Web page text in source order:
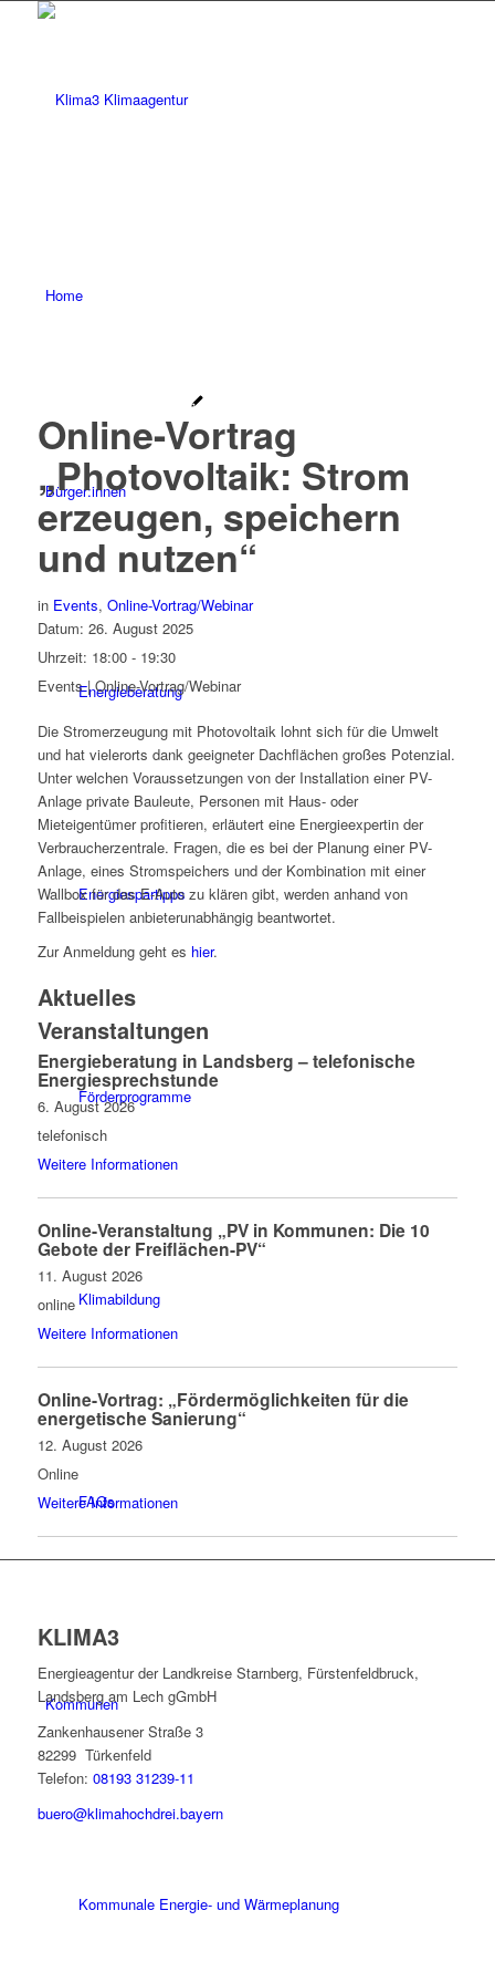
Home
Bürger:innen
Energieberatung
Energiespartipps
Förderprogramme
Klimabildung
FAQs
Kommunen
Kommunale Energie- und Wärmeplanung
Online-Vortrag
„Photovoltaik: Strom
erzeugen, speichern
und nutzen“
in Events, Online-Vortrag/Webinar
Datum: 26. August 2025
Uhrzeit: 18:00 - 19:30
Events | Online-Vortrag/Webinar
Die Stromerzeugung mit Photovoltaik lohnt sich für die Umwelt
und hat vielerorts dank geeigneter Dachflächen großes Potenzial.
Unter welchen Voraussetzungen von der Installation einer PV-
Anlage private Bauleute, Personen mit Haus- oder
Mieteigentümer profitieren, erläutert eine Energieexpertin der
Verbraucherzentrale. Fragen, die es bei der Planung einer PV-
Anlage, eines Stromspeichers und der Kombination mit einer
Wallbox für das E-Auto zu klären gibt, werden anhand von
Fallbeispielen anbieterunabhängig beantwortet.
Zur Anmeldung geht es hier.
Aktuelles
Veranstaltungen
Energieberatung in Landsberg – telefonische
Energiesprechstunde
6. August 2026
telefonisch
Weitere Informationen
Online-Veranstaltung „PV in Kommunen: Die 10
Gebote der Freiflächen-PV“
11. August 2026
online
Weitere Informationen
Online-Vortrag: „Fördermöglichkeiten für die
energetische Sanierung“
12. August 2026
Online
Weitere Informationen
KLIMA3
Energieagentur der Landkreise Starnberg, Fürstenfeldbruck,
Landsberg am Lech gGmbH
Zankenhausener Straße 3
82299 Türkenfeld
Telefon: 08193 31239-11
buero@klimahochdrei.bayern